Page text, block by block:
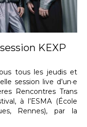
KEXP
tous les jeudis et
session live d’un·e
Rencontres Trans
à l’ESMA (École
Rennes), par la